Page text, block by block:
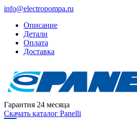
info@electropompa.ru
Описание
Детали
Оплата
Доставка
Гарантия 24 месяца
Скачать каталог Panelli